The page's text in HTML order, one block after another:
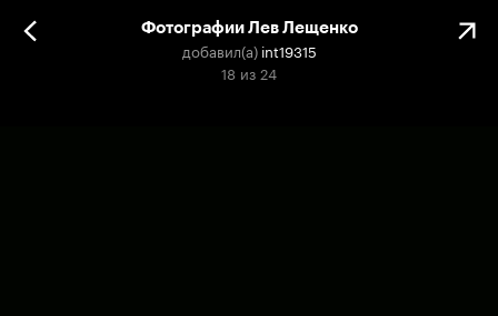
Фотографии Лев Лещенко
добавил(а) int19315
18 из 24